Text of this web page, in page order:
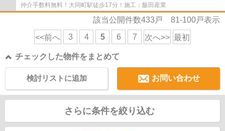
仲介手数料無料！大同町駅徒歩17分！施工：飯田産業
該当公開件数433 戸 81-100戸表示
<<前へ 3 4 5 6 7 次へ>> 最初
チェックした物件をまとめて
お問い合わせ
検討リストに追加
さらに条件を絞り込む